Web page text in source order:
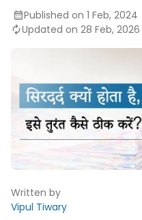
Published on 1 Feb, 2024
Updated on 28 Feb, 2026
Written by
Vipul Tiwary